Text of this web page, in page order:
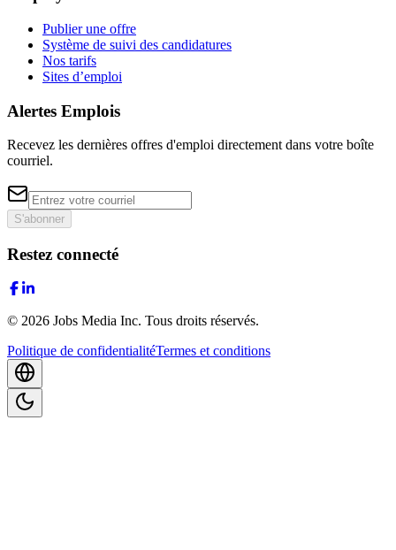
Publier une offre
Système de suivi des candidatures
Nos tarifs
Sites d’emploi
Alertes Emplois
Recevez les dernières offres d'emploi directement dans votre boîte
courriel.
S'abonner
Restez connecté
© 2026 Jobs Media Inc. Tous droits réservés.
Politique de confidentialitéTermes et conditions